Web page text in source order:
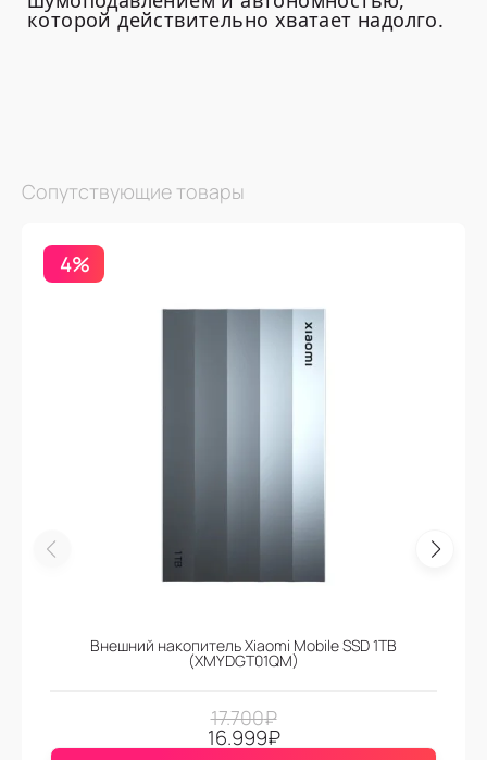
которой действительно хватает надолго.
Сопутствующие товары
4%
Внешний накопитель Xiaomi Mobile SSD 1TB
(XMYDGT01QM)
17.700₽
16.999₽